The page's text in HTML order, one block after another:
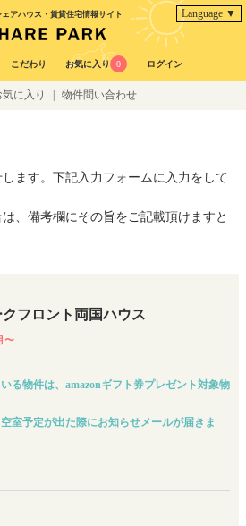
アハウス・賃貸住宅情報サイト Language ▼
こだわり お気に入り 0 ログイン
気に入り 物件問い合わせ
ます。下記入力フォームに入力をして
、備考欄にその旨をご記載頂けますと
フロント両国ハウス
〜
る物件は、amazonギフト券プレゼント対象物
室予定が出た際にお知らせメールが届きま